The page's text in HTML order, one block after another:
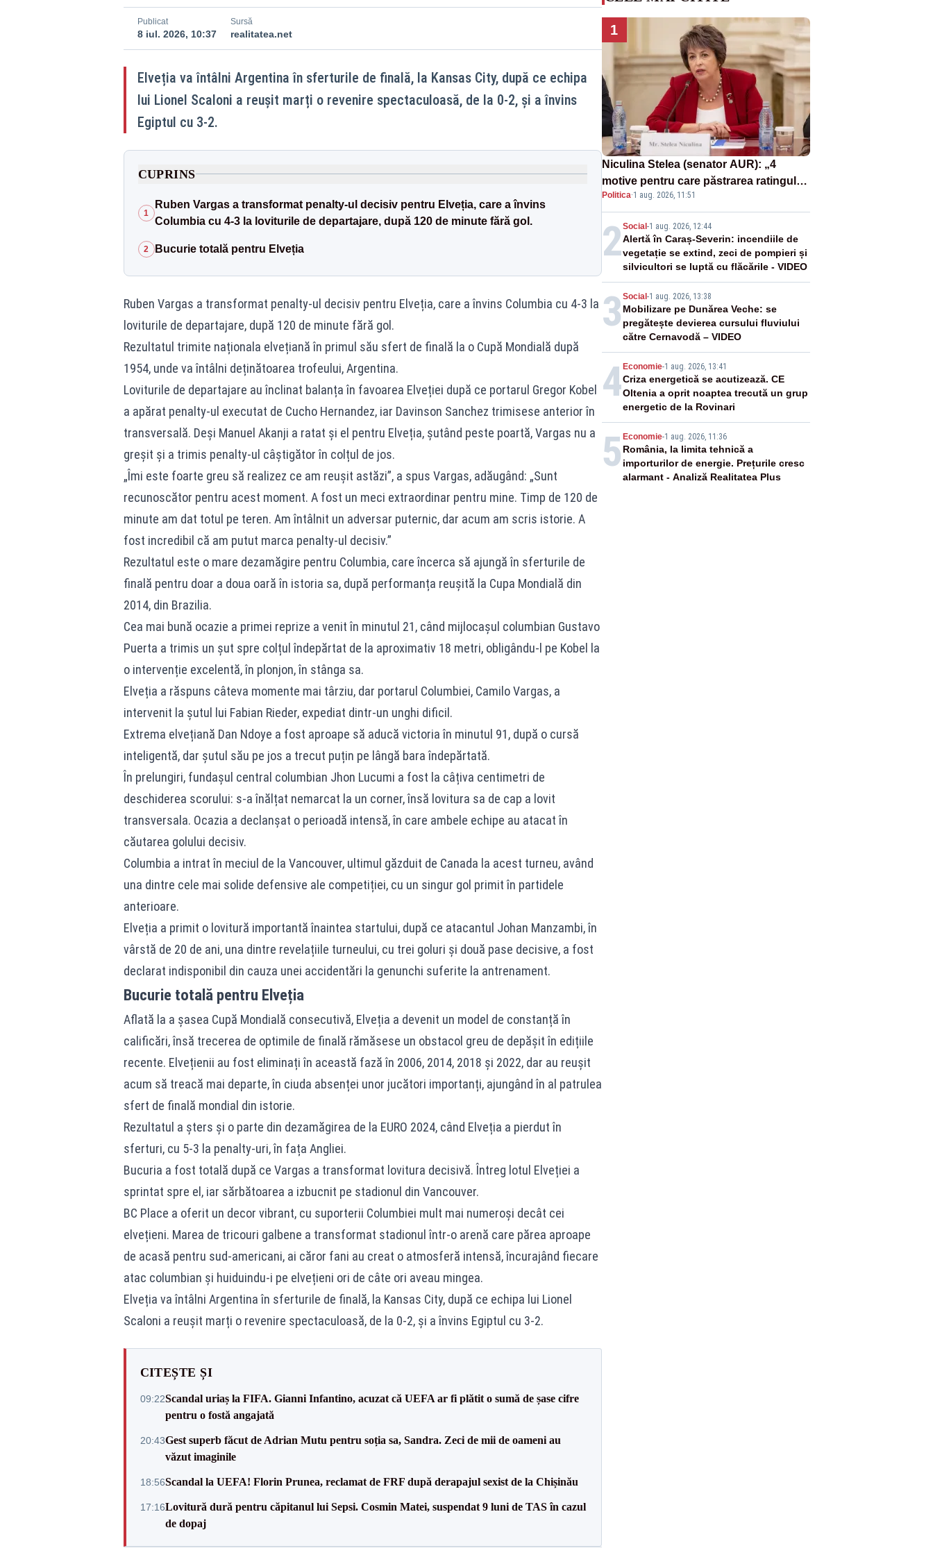
Publicat
8 iul. 2026, 10:37
Sursă
realitatea.net
Elveția va întâlni Argentina în sferturile de finală, la Kansas City, după ce echipa
lui Lionel Scaloni a reușit marți o revenire spectaculoasă, de la 0-2, și a învins
Egiptul cu 3-2.
CUPRINS
1
Ruben Vargas a transformat penalty-ul decisiv pentru Elveția, care a învins
Columbia cu 4-3 la loviturile de departajare, după 120 de minute fără gol.
2 Bucurie totală pentru Elveția
Ruben Vargas a transformat penalty-ul decisiv pentru Elveția, care a învins Columbia cu 4-3 la
loviturile de departajare, după 120 de minute fără gol.
Rezultatul trimite naționala elvețiană în primul său sfert de finală la o Cupă Mondială după
1954, unde va întâlni deținătoarea trofeului, Argentina.
Loviturile de departajare au înclinat balanța în favoarea Elveției după ce portarul Gregor Kobel
a apărat penalty-ul executat de Cucho Hernandez, iar Davinson Sanchez trimisese anterior în
transversală. Deși Manuel Akanji a ratat și el pentru Elveția, șutând peste poartă, Vargas nu a
greșit și a trimis penalty-ul câștigător în colțul de jos.
„Îmi este foarte greu să realizez ce am reușit astăzi”, a spus Vargas, adăugând: „Sunt
recunoscător pentru acest moment. A fost un meci extraordinar pentru mine. Timp de 120 de
minute am dat totul pe teren. Am întâlnit un adversar puternic, dar acum am scris istorie. A
fost incredibil că am putut marca penalty-ul decisiv.”
Rezultatul este o mare dezamăgire pentru Columbia, care încerca să ajungă în sferturile de
finală pentru doar a doua oară în istoria sa, după performanța reușită la Cupa Mondială din
2014, din Brazilia.
Cea mai bună ocazie a primei reprize a venit în minutul 21, când mijlocașul columbian Gustavo
Puerta a trimis un șut spre colțul îndepărtat de la aproximativ 18 metri, obligându-l pe Kobel la
o intervenție excelentă, în plonjon, în stânga sa.
Elveția a răspuns câteva momente mai târziu, dar portarul Columbiei, Camilo Vargas, a
intervenit la șutul lui Fabian Rieder, expediat dintr-un unghi dificil.
Extrema elvețiană Dan Ndoye a fost aproape să aducă victoria în minutul 91, după o cursă
inteligentă, dar șutul său pe jos a trecut puțin pe lângă bara îndepărtată.
În prelungiri, fundașul central columbian Jhon Lucumi a fost la câțiva centimetri de
deschiderea scorului: s-a înălțat nemarcat la un corner, însă lovitura sa de cap a lovit
transversala. Ocazia a declanșat o perioadă intensă, în care ambele echipe au atacat în
căutarea golului decisiv.
Columbia a intrat în meciul de la Vancouver, ultimul găzduit de Canada la acest turneu, având
una dintre cele mai solide defensive ale competiției, cu un singur gol primit în partidele
anterioare.
Elveția a primit o lovitură importantă înaintea startului, după ce atacantul Johan Manzambi, în
vârstă de 20 de ani, una dintre revelațiile turneului, cu trei goluri și două pase decisive, a fost
declarat indisponibil din cauza unei accidentări la genunchi suferite la antrenament.
Bucurie totală pentru Elveția
Aflată la a șasea Cupă Mondială consecutivă, Elveția a devenit un model de constanță în
calificări, însă trecerea de optimile de finală rămăsese un obstacol greu de depășit în edițiile
recente. Elvețienii au fost eliminați în această fază în 2006, 2014, 2018 și 2022, dar au reușit
acum să treacă mai departe, în ciuda absenței unor jucători importanți, ajungând în al patrulea
sfert de finală mondial din istorie.
Rezultatul a șters și o parte din dezamăgirea de la EURO 2024, când Elveția a pierdut în
sferturi, cu 5-3 la penalty-uri, în fața Angliei.
Bucuria a fost totală după ce Vargas a transformat lovitura decisivă. Întreg lotul Elveției a
sprintat spre el, iar sărbătoarea a izbucnit pe stadionul din Vancouver.
BC Place a oferit un decor vibrant, cu suporterii Columbiei mult mai numeroși decât cei
elvețieni. Marea de tricouri galbene a transformat stadionul într-o arenă care părea aproape
de acasă pentru sud-americani, ai căror fani au creat o atmosferă intensă, încurajând fiecare
atac columbian și huiduindu-i pe elvețieni ori de câte ori aveau mingea.
Elveția va întâlni Argentina în sferturile de finală, la Kansas City, după ce echipa lui Lionel
Scaloni a reușit marți o revenire spectaculoasă, de la 0-2, și a învins Egiptul cu 3-2.
CITEȘTE ȘI
09:22Scandal uriaș la FIFA. Gianni Infantino, acuzat că UEFA ar fi plătit o sumă de șase cifre
pentru o fostă angajată
20:43Gest superb făcut de Adrian Mutu pentru soția sa, Sandra. Zeci de mii de oameni au
văzut imaginile
18:56Scandal la UEFA! Florin Prunea, reclamat de FRF după derapajul sexist de la Chișinău
17:16Lovitură dură pentru căpitanul lui Sepsi. Cosmin Matei, suspendat 9 luni de TAS în cazul
de dopaj
1
Niculina Stelea (senator AUR): „4
motive pentru care păstrarea ratingului
de țară nu este o reușită pentru
Guvernul Bolojan”
Politica·1 aug. 2026, 11:51
2Social-1 aug. 2026, 12:44
Alertă în Caraș-Severin: incendiile de
vegetație se extind, zeci de pompieri și
silvicultori se luptă cu flăcările - VIDEO
3 Social-1 aug. 2026, 13:38
Mobilizare pe Dunărea Veche: se
pregătește devierea cursului fluviului
către Cernavodă – VIDEO
4Economie-1 aug. 2026, 13:41
Criza energetică se acutizează. CE
Oltenia a oprit noaptea trecută un grup
energetic de la Rovinari
5 Economie-1 aug. 2026, 11:36
România, la limita tehnică a
importurilor de energie. Prețurile cresc
alarmant - Analiză Realitatea Plus